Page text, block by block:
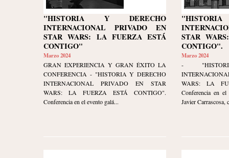
"HISTORIA Y DERECHO
INTERNACIONAL PRIVADO EN
STAR WARS: LA FUERZA ESTÁ
CONTIGO"
Marzo 2024
GRAN EXPERIENCIA Y GRAN ÉXITO LA
CONFERENCIA - "HISTORIA Y DERECHO
INTERNACIONAL PRIVADO EN STAR
WARS: LA FUERZA ESTÁ CONTIGO".
Conferencia en el evento galá...
STAR
CONTIGO".
Marzo 2024
-
WARS: LA
Conferencia en
Javier